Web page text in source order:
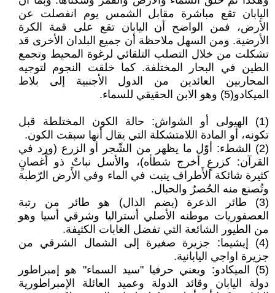
اليابان تقع مباشرة مقابل الشمس يوم انفصلت عن
الأرض، فمن الواضح أن اليابان تقع على قمة الكرة
الأرضية. ومن السهل ملاحظة أن جميع البلدان الأخرى قد
تشكلت من خلال التصلب التلقائي لرغوة المحيط وتجمع
الطين في البحار المختلفة. كما خلقت النجوم لتوجيه
المحاربين العائدين من الدول الأجنبية إلى بلاط
الميكادو(5) وهو الابن الحقيقي للسماء.
(1) الهيولى أو الشواش: حالة الكون المختلطة قبل
تكونه، أو المادة اللامتشكلة التي يقال أنها سبقت الكون.
(2) الشطء: أوّل ما يظهر من الشّجر أو الزرع (ورد في
القرآن: كزرعٍ أخرج شطأه)، والأسل نباتٌ ذو أَغصانٍ
كثيرة شائكة الأَطراف ينبت في الماء وفي الأَرض الرّطبة
وتُصنع منه الحُصرُ والحبال.
(3) طائر الذعرة (بضم الذال) هو طائر من رتبة
العصفوريات موطنه الأصلي أستراليا وشرقي أسيا وهو
من الطيور الشائعة التي تفضل الغابات الكثيفة.
(4) إيشيما: جزيرة صغيرة إلى الشمال الشرقي من
جزيرة اواجي اليابانية.
(5) الميكادو: ويعني حرفيا "سيد السماء" هو إمبراطور
دولة اليابان وقائد الدولة وعميد العائلة الإمبراطورية